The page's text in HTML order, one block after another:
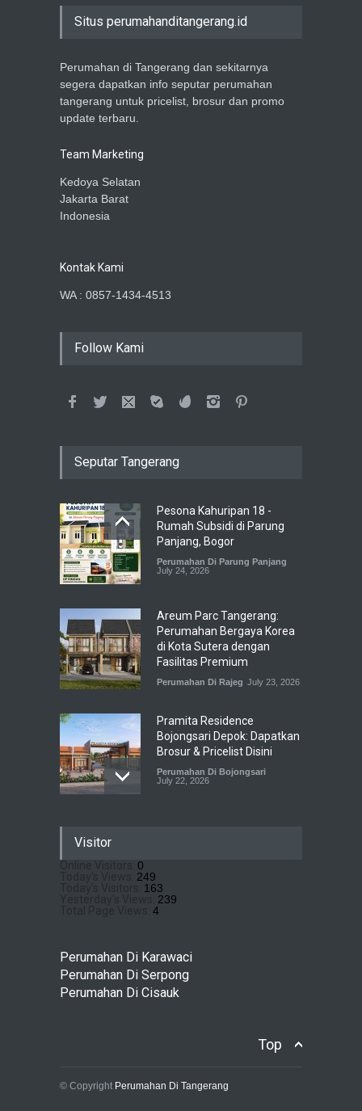
Situs perumahanditangerang.id
Perumahan di Tangerang dan sekitarnya
segera dapatkan info seputar perumahan
tangerang untuk pricelist, brosur dan promo
update terbaru.
Team Marketing
Kedoya Selatan
Jakarta Barat
Indonesia
Kontak Kami
WA : 0857-1434-4513
Follow Kami
Seputar Tangerang
Pesona Kahuripan 18 -
Rumah Subsidi di Parung
Panjang, Bogor
Perumahan Di Parung Panjang
July 24, 2026
Areum Parc Tangerang:
Perumahan Bergaya Korea
di Kota Sutera dengan
Fasilitas Premium
Perumahan Di Rajeg July 23, 2026
Pramita Residence
Bojongsari Depok: Dapatkan
Brosur & Pricelist Disini
Perumahan Di Bojongsari
July 22, 2026
July 3, 2026
Nuansa Resort di Gading
Serpong
Perumahan Di Serpong
Visitor
0
249
163
239
4
Perumahan Di Karawaci
Perumahan Di Serpong
Perumahan Di Cisauk
Top
© Copyright Perumahan Di Tangerang